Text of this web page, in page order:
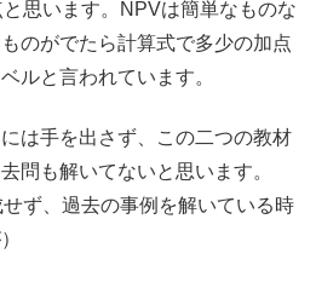
思います。NPVは簡単なものな
のがでたら計算式で多少の加点
ルと言われています。
は手を出さず、この二つの教材
問も解いてないと思います。
せず、過去の事例を解いている時